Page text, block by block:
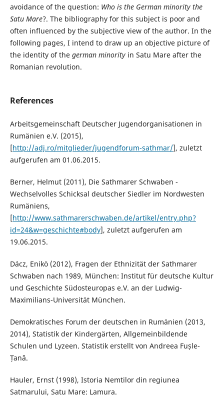
avoidance of the question: Who is the German minority the
Satu Mare?. The bibliography for this subject is poor and
often influenced by the subjective view of the author. In the
following pages, I intend to draw up an objective picture of
the identity of the german minorityin Satu Mare after the
Romanian revolution.
References
Arbeitsgemeinschaft Deutscher Jugendorganisationen in
Rumänien e.V. (2015),
[http://adj.ro/mitglieder/jugendforum-sathmar/], zuletzt
aufgerufen am 01.06.2015.
Berner, Helmut (2011), Die Sathmarer Schwaben -
Wechselvolles Schicksal deutscher Siedler im Nordwesten
Rumäniens,
[http://www.sathmarerschwaben.de/artikel/entry.php?
id=24&w=geschichte#body], zuletzt aufgerufen am
19.06.2015.
Dácz, Enikö (2012), Fragen der Ethnizität der Sathmarer
Schwaben nach 1989, München: Institut für deutsche Kultur
und Geschichte Südosteuropas e.V. an der Ludwig-
Maximilians-Universität München.
Demokratisches Forum der deutschen in Rumänien (2013,
2014), Statistik der Kindergärten, Allgemeinbildende
Schulen und Lyzeen. Statistik erstellt von Andreea Fușle-
Țană.
Hauler, Ernst (1998), Istoria Nemtilor din regiunea
Satmarului, Satu Mare: Lamura.